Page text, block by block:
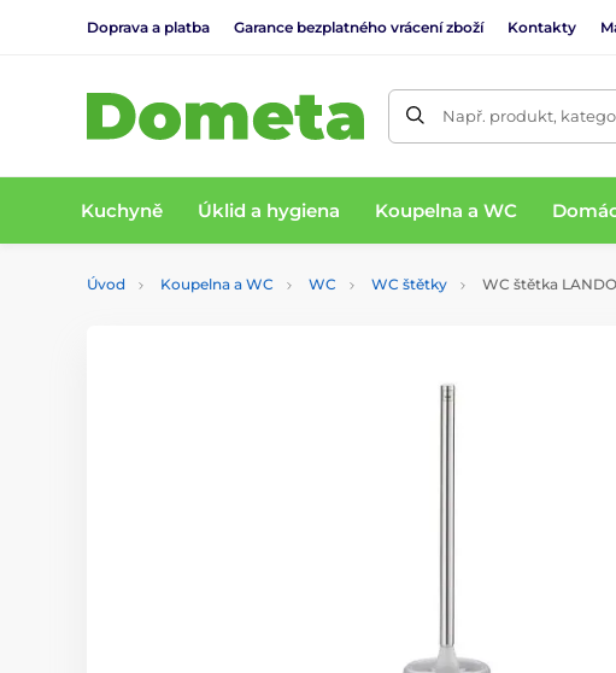
Doprava a platba Garance bezplatného vrácení zboží Kontakty
Např. produkt,
Kuchyně Úklid a hygiena Koupelna a WC
Úvod Koupelna a WC WC WC štětky WC štětka